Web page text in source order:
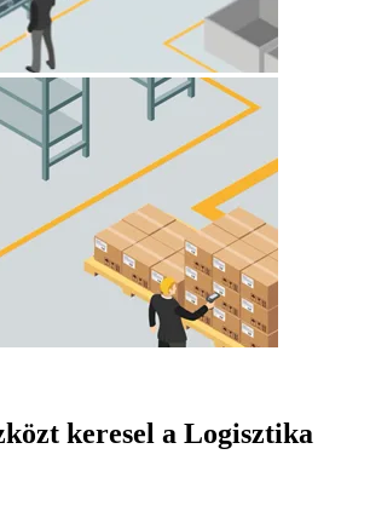
keresel a Logisztika